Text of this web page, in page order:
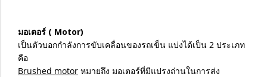
มอเตอร์ ( Motor)
เป็นตัวบอกกำลังการขับเคลื่อนของรถเข็น แบ่งได้เป็น 2 ประเภท
คือ
Brushed motor หมายถึง มอเตอร์ที่มีแปรงถ่านในการส่ง